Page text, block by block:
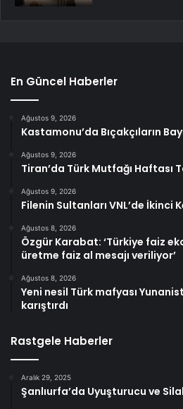
En Güncel Haberler
Ağustos 9, 2026
Kastamonu’da Bıçakçıların
Ağustos 9, 2026
Tiran’da Türk Mutfağı Haftası
Ağustos 9, 2026
Filenin Sultanları VNL’de İkinci
Ağustos 8, 2026
Özgür Karabat: ‘Türkiye faiz
üretme faiz al mesajı veriliyor’
Ağustos 8, 2026
Yeni nesil Türk mafyası
karıştırdı
Rastgele Haberler
Aralık 29, 2025
Şanlıurfa’da Uyuşturucu ve